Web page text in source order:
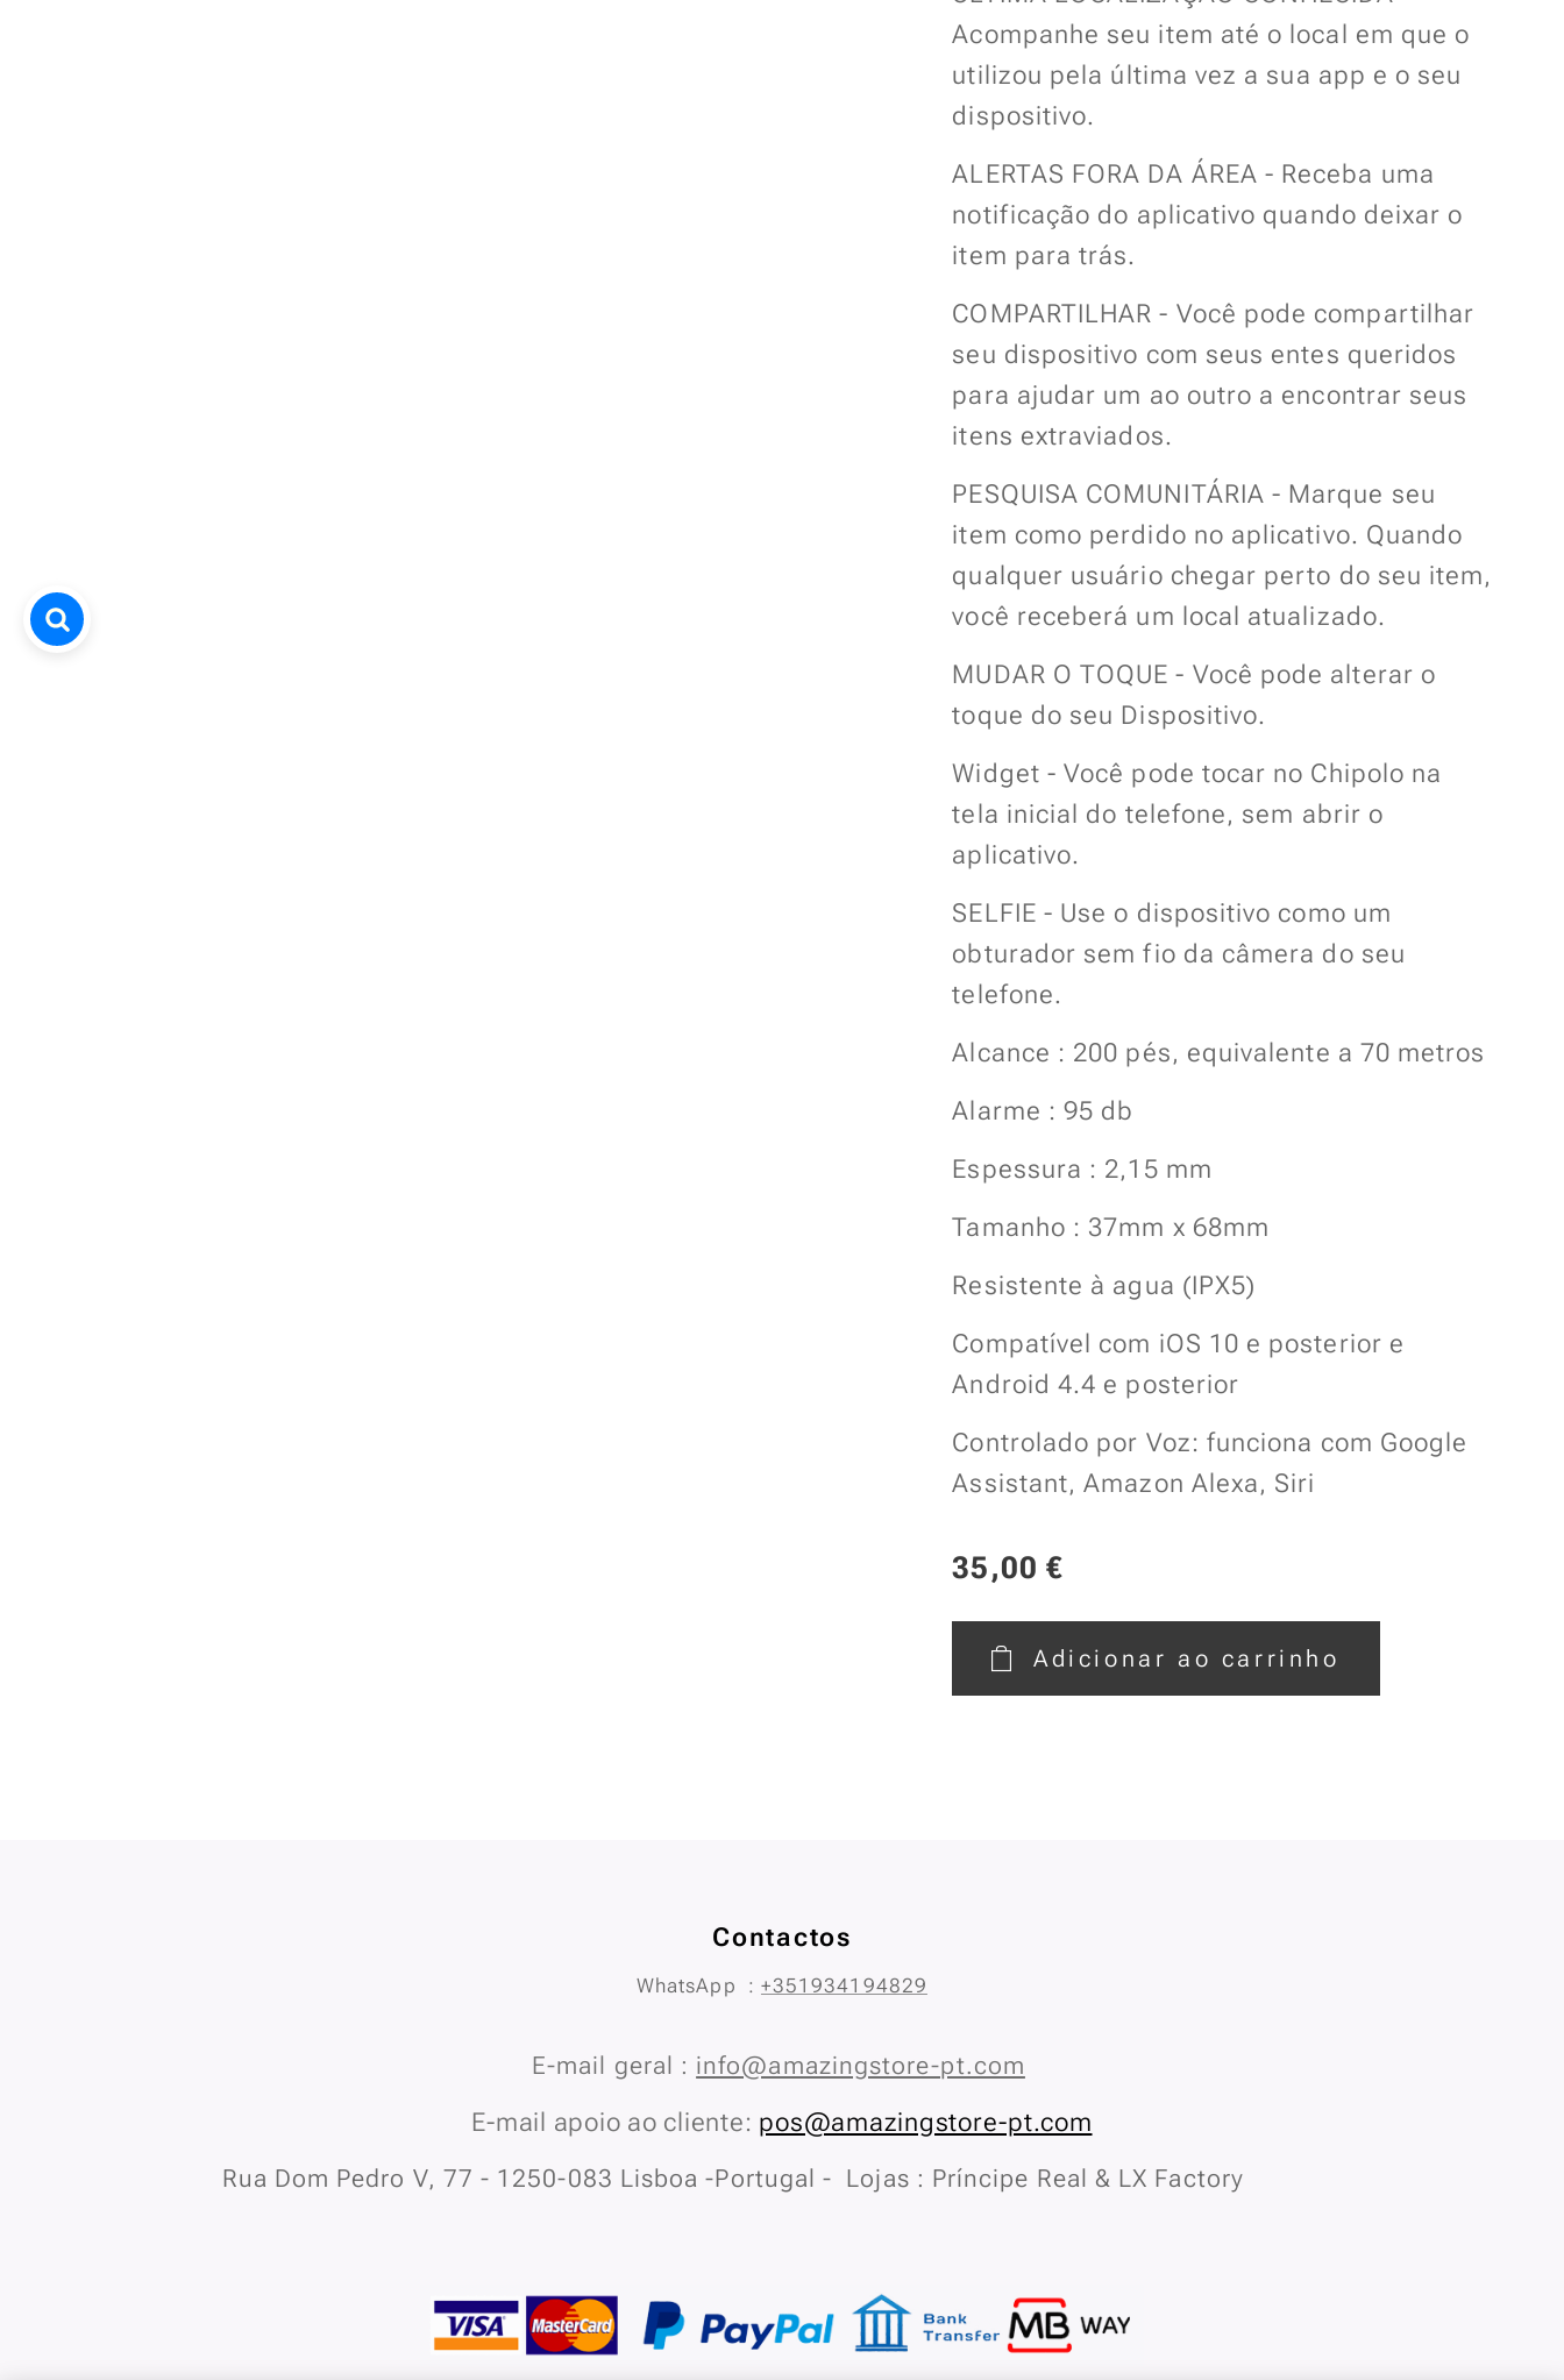
Acompanhe seu item até o local em que o
utilizou pela última vez a sua app e o seu
dispositivo.
ALERTAS FORA DA ÁREA - Receba uma
notificação do aplicativo quando deixar o
item para trás.
COMPARTILHAR - Você pode compartilhar
seu dispositivo com seus entes queridos
para ajudar um ao outro a encontrar seus
itens extraviados.
PESQUISA COMUNITÁRIA - Marque seu
item como perdido no aplicativo. Quando
qualquer usuário chegar perto do seu item,
você receberá um local atualizado.
MUDAR O TOQUE - Você pode alterar o
toque do seu Dispositivo.
Widget - Você pode tocar no Chipolo na
tela inicial do telefone, sem abrir o
aplicativo.
SELFIE - Use o dispositivo como um
obturador sem fio da câmera do seu
telefone.
Alcance : 200 pés, equivalente a 70 metros
Alarme : 95 db
Espessura : 2,15 mm
Tamanho : 37mm x 68mm
Resistente à agua (IPX5)
Compatível com iOS 10 e posterior e
Android 4.4 e posterior
Controlado por Voz: funciona com Google
Assistant, Amazon Alexa, Siri
35,00 €
Adicionar ao carrinho
Contactos
WhatsApp : +351934194829
E-mail geral : info@amazingstore-pt.com
E-mail apoio ao cliente: pos@amazingstore-pt.com
Rua Dom Pedro V, 77 - 1250-083 Lisboa -Portugal - Lojas : Príncipe Real & LX Factory